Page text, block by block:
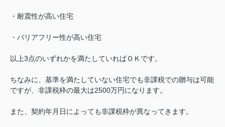
・耐震性が高い住宅
・バリアフリー性が高い住宅
以上3点のいずれかを満たしていればＯＫです。
ちなみに、基準を満たしていない住宅でも非課税での贈与は可能
ですが、非課税枠の最大は2500万円になります。
また、契約年月日によっても非課税枠が異なってきます。